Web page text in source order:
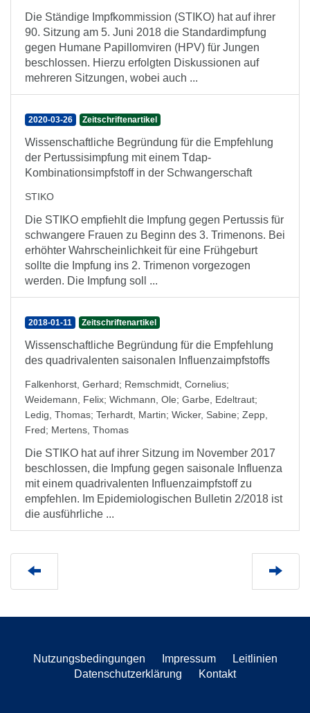
Die Ständige Impfkommission (STIKO) hat auf ihrer
90. Sitzung am 5. Juni 2018 die Standardimpfung
gegen Humane Papillomviren (HPV) für Jungen
beschlossen. Hierzu erfolgten Diskussionen auf
mehreren Sitzungen, wobei auch ...
2020-03-26 Zeitschriftenartikel
Wissenschaftliche Begründung für die Empfehlung
der Pertussisimpfung mit einem Tdap-
Kombinationsimpfstoff in der Schwangerschaft
STIKO
Die STIKO empfiehlt die Impfung gegen Pertussis für
schwangere Frauen zu Beginn des 3. Trimenons. Bei
erhöhter Wahrscheinlichkeit für eine Frühgeburt
sollte die Impfung ins 2. Trimenon vorgezogen
werden. Die Impfung soll ...
2018-01-11 Zeitschriftenartikel
Wissenschaftliche Begründung für die Empfehlung
des quadrivalenten saisonalen Influenzaimpfstoffs
Falkenhorst, Gerhard; Remschmidt, Cornelius;
Weidemann, Felix; Wichmann, Ole; Garbe, Edeltraut;
Ledig, Thomas; Terhardt, Martin; Wicker, Sabine; Zepp,
Fred; Mertens, Thomas
Die STIKO hat auf ihrer Sitzung im November 2017
beschlossen, die Impfung gegen saisonale Influenza
mit einem quadrivalenten Influenzaimpfstoff zu
empfehlen. Im Epidemiologischen Bulletin 2/2018 ist
die ausführliche ...
Nutzungsbedingungen Impressum
Leitlinien
Datenschutzerklärung
Kontakt